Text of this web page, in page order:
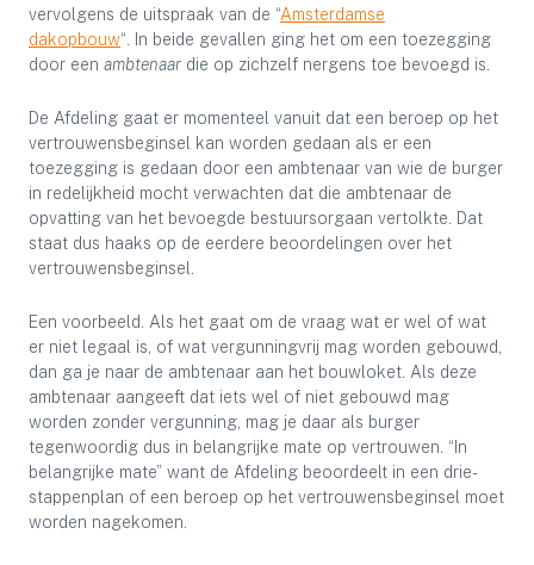
vervolgens de uitspraak van de “Amsterdamse
dakopbouw“. In beide gevallen ging het om een toezegging
door een ambtenaar die op zichzelf nergens toe bevoegd is.
De Afdeling gaat er momenteel vanuit dat een beroep op het
vertrouwensbeginsel kan worden gedaan als er een
toezegging is gedaan door een ambtenaar van wie de burger
in redelijkheid mocht verwachten dat die ambtenaar de
opvatting van het bevoegde bestuursorgaan vertolkte. Dat
staat dus haaks op de eerdere beoordelingen over het
vertrouwensbeginsel.
Een voorbeeld. Als het gaat om de vraag wat er wel of wat
er niet legaal is, of wat vergunningvrij mag worden gebouwd,
dan ga je naar de ambtenaar aan het bouwloket. Als deze
ambtenaar aangeeft dat iets wel of niet gebouwd mag
worden zonder vergunning, mag je daar als burger
tegenwoordig dus in belangrijke mate op vertrouwen. “In
belangrijke mate” want de Afdeling beoordeelt in een drie-
stappenplan of een beroep op het vertrouwensbeginsel moet
worden nagekomen.